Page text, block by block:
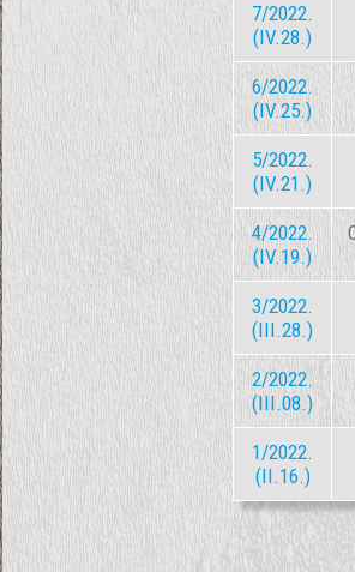
7/2022.
(IV.28.)
6/2022.
(IV.25.)
5/2022.
(IV.21.)
4/2022.
(IV.19.)
3/2022.
(III.28.)
2/2022.
(III.08.)
1/2022.
(II.16.)